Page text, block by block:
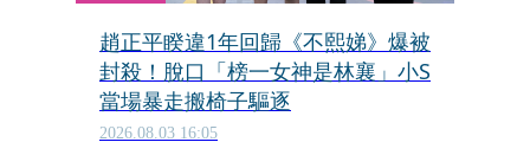
趙正平睽違1年回歸《不熙娣》爆被
封殺！脫口「榜一女神是林襄」小S
當場暴走搬椅子驅逐
2026.08.03 16:05